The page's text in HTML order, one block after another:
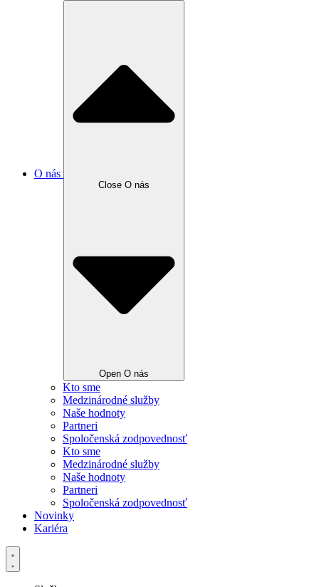
O nás
Close O nás
Open O nás
Kto sme
Medzinárodné služby
Naše hodnoty
Partneri
Spoločenská zodpovednosť
Kto sme
Medzinárodné služby
Naše hodnoty
Partneri
Spoločenská zodpovednosť
Novinky
Kariéra